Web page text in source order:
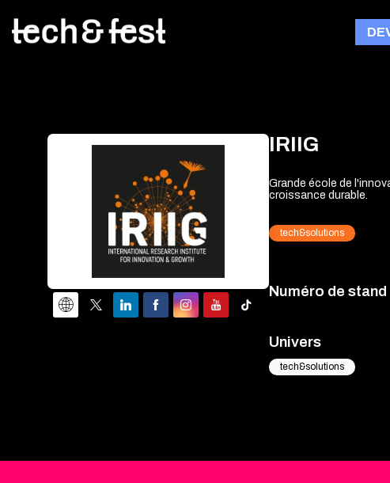
IRIIG
Grande école de
croissance durable.
tech&solutions
Numéro de stand
Univers
tech&solutions